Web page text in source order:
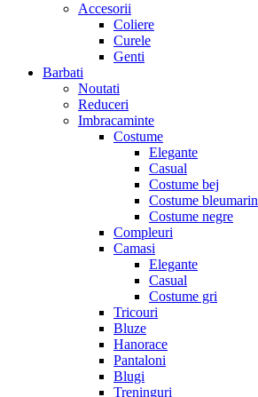
Accesorii
Coliere
Curele
Genti
Barbati
Noutati
Reduceri
Imbracaminte
Costume
Elegante
Casual
Costume bej
Costume bleumarin
Costume negre
Compleuri
Camasi
Elegante
Casual
Costume gri
Tricouri
Bluze
Hanorace
Pantaloni
Blugi
Treninguri